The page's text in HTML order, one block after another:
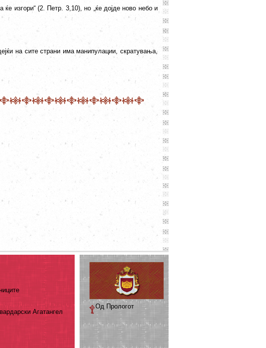
ќе изгори“ (2. Петр. 3,10), но „ќе дојде ново небо и
на сите страни има манипулации, скратувања,
Агатангел
Од Прологот